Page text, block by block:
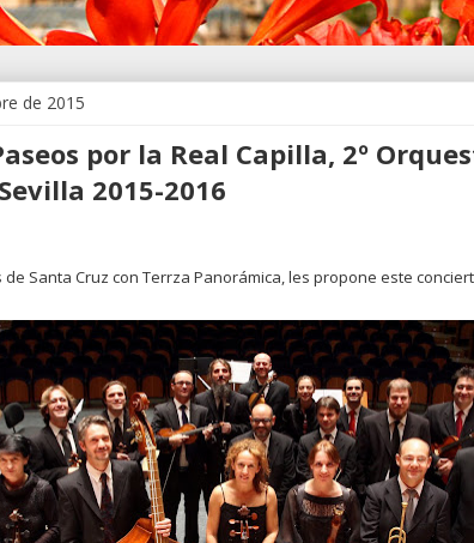
de 2015
por la Real Capilla, 2º
2015-2016
Santa Cruz con Terrza Panorámica, les propone este